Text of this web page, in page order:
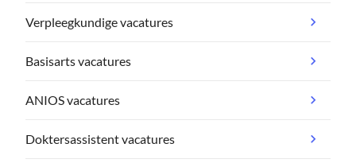
Verpleegkundige vacatures
Basisarts vacatures
ANIOS vacatures
Doktersassistent vacatures